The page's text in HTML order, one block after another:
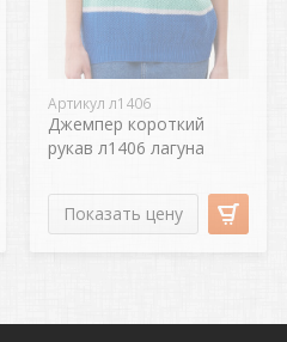
Артикул л1406
Джемпер короткий
рукав л1406 лагуна
Показать цену